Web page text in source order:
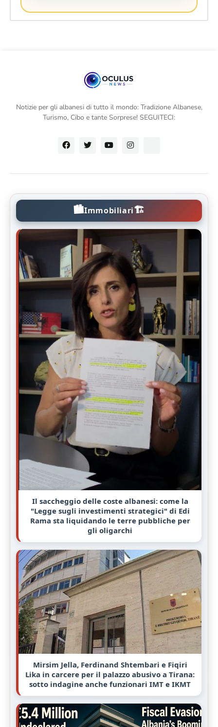
Notizie per gli albanesi di tutto il mondo: Tradizione Albanese,
Turismo, Cibo e tante Sorprese! SEGUITECI:
🏙️Immobiliari🏗️
Il saccheggio delle coste albanesi: come la
"Legge sugli investimenti strategici" di Edi
Rama sta liquidando le terre pubbliche per
gli oligarchi
Mirsim Jella, Ferdinand Shtembari e Fiqiri
Lika in carcere per il palazzo abusivo a Tirana:
sotto indagine anche funzionari IMT e IKMT